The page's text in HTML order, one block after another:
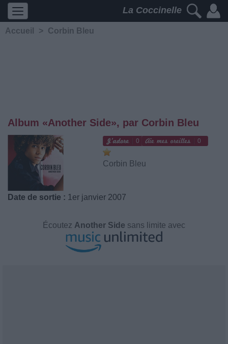
La Coccinelle
Accueil > Corbin Bleu
Album «Another Side», par Corbin Bleu
0 0
Corbin Bleu
Date de sortie : 1er janvier 2007
Écoutez Another Side sans limite avec